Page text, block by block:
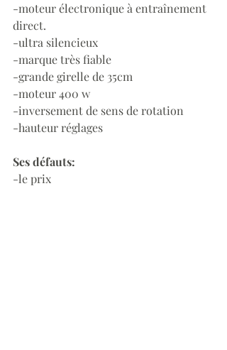
-moteur électronique à entraînement
direct.
-ultra silencieux
-marque très fiable
-grande girelle de 35cm
-moteur 400 w
-inversement de sens de rotation
-hauteur réglages
Ses défauts:
-le prix